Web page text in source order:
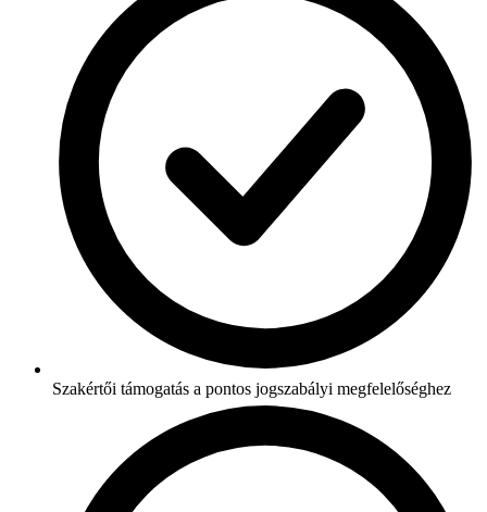
Szakértői támogatás a pontos jogszabályi megfelelőséghez